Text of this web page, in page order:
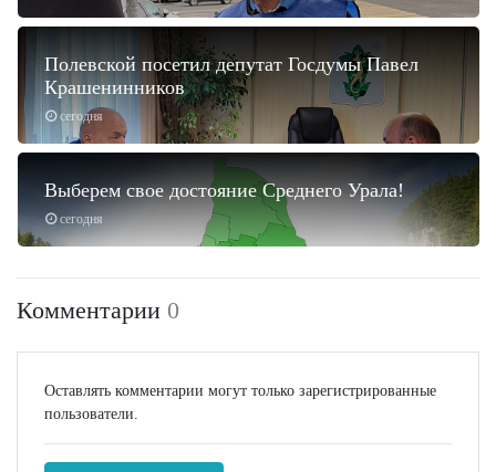
сегодня
Полевской посетил депутат Госдумы Павел
Крашенинников
сегодня
Выберем свое достояние Среднего Урала!
Комментарии 0
Оставлять комментарии могут только зарегистрированные
пользователи.